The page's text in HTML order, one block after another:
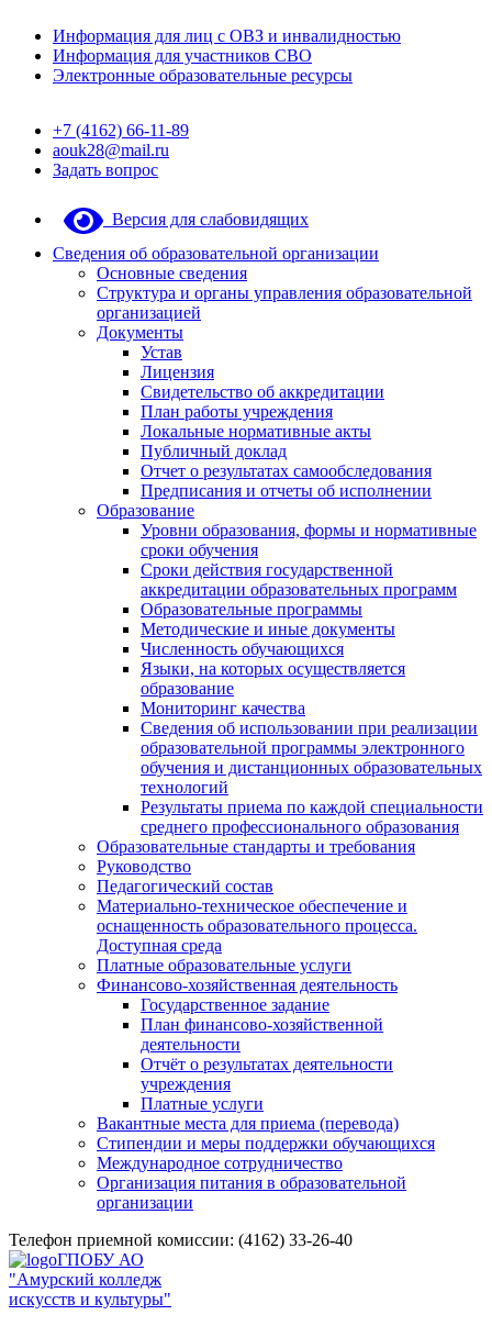
Информация для лиц с ОВЗ и инвалидностью
Информация для участников СВО
Электронные образовательные ресурсы
+7 (4162) 66-11-89
aouk28@mail.ru
Задать вопрос
Версия для слабовидящих
Сведения об образовательной организации
Основные сведения
Структура и органы управления образовательной
организацией
Документы
Устав
Лицензия
Свидетельство об аккредитации
План работы учреждения
Локальные нормативные акты
Публичный доклад
Отчет о результатах самообследования
Предписания и отчеты об исполнении
Образование
Уровни образования, формы и нормативные
сроки обучения
Сроки действия государственной
аккредитации образовательных программ
Образовательные программы
Методические и иные документы
Численность обучающихся
Языки, на которых осуществляется
образование
Мониторинг качества
Сведения об использовании при реализации
образовательной программы электронного
обучения и дистанционных образовательных
технологий
Результаты приема по каждой специальности
среднего профессионального образования
Образовательные стандарты и требования
Руководство
Педагогический состав
Материально-техническое обеспечение и
оснащенность образовательного процесса.
Доступная среда
Платные образовательные услуги
Финансово-хозяйственная деятельность
Государственное задание
План финансово-хозяйственной
деятельности
Отчёт о результатах деятельности
учреждения
Платные услуги
Вакантные места для приема (перевода)
Стипендии и меры поддержки обучающихся
Международное сотрудничество
Организация питания в образовательной
организации
Телефон приемной комиссии: (4162) 33-26-40
ГПОБУ АО
"Амурский колледж
искусств и культуры"